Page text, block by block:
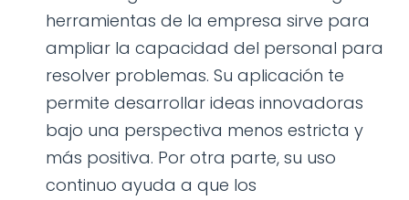
herramientas de la empresa sirve para
ampliar la capacidad del personal para
resolver problemas. Su aplicación te
permite desarrollar ideas innovadoras
bajo una perspectiva menos estricta y
más positiva. Por otra parte, su uso
continuo ayuda a que los